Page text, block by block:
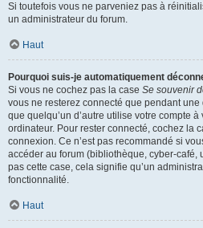
Si toutefois vous ne parveniez pas à
un administrateur du forum.
Haut
Pourquoi suis-je automatiquement
Si vous ne cochez pas la case Se souvenir
vous ne resterez connecté que pendant
que quelqu’un d’autre utilise votre compte
ordinateur. Pour rester connecté, cochez la
connexion. Ce n’est pas recommandé si
accéder au forum (bibliothèque, cyber-café,
pas cette case, cela signifie qu’un
fonctionnalité.
Haut